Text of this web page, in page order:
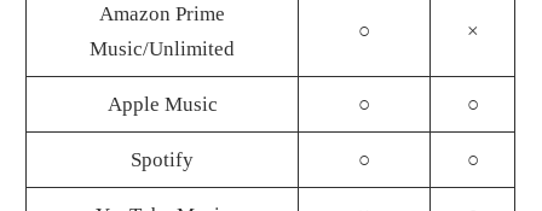
Amazon Prime
Music/Unlimited
○ ×
Apple Music ○ ○
Spotify ○ ○